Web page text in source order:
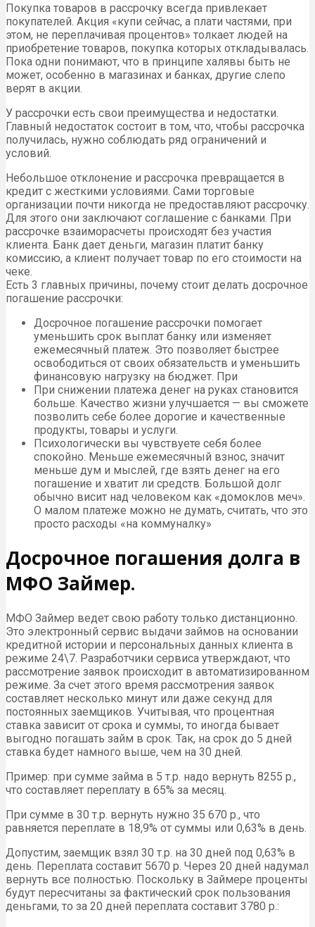
Покупка товаров в рассрочку всегда привлекает
покупателей. Акция «купи сейчас, а плати частями, при
этом, не переплачивая процентов» толкает людей на
приобретение товаров, покупка которых откладывалась.
Пока одни понимают, что в принципе халявы быть не
может, особенно в магазинах и банках, другие слепо
верят в акции.
У рассрочки есть свои преимущества и недостатки.
Главный недостаток состоит в том, что, чтобы рассрочка
получилась, нужно соблюдать ряд ограничений и
условий.
Небольшое отклонение и рассрочка превращается в
кредит с жесткими условиями. Сами торговые
организации почти никогда не предоставляют рассрочку.
Для этого они заключают соглашение с банками. При
рассрочке взаиморасчеты происходят без участия
клиента. Банк дает деньги, магазин платит банку
комиссию, а клиент получает товар по его стоимости на
чеке.
Есть 3 главных причины, почему стоит делать досрочное
погашение рассрочки:
Досрочное погашение рассрочки помогает
уменьшить срок выплат банку или изменяет
ежемесячный платеж. Это позволяет быстрее
освободиться от своих обязательств и уменьшить
финансовую нагрузку на бюджет. При
При снижении платежа денег на руках становится
больше. Качество жизни улучшается — вы сможете
позволить себе более дорогие и качественные
продукты, товары и услуги.
Психологически вы чувствуете себя более
спокойно. Меньше ежемесячный взнос, значит
меньше дум и мыслей, где взять денег на его
погашение и хватит ли средств. Большой долг
обычно висит над человеком как «домоклов меч».
О малом платеже можно не думать, считать, что это
просто расходы «на коммуналку»
Досрочное погашения долга в
МФО Займер.
МФО Займер ведет свою работу только дистанционно.
Это электронный сервис выдачи займов на основании
кредитной истории и персональных данных клиента в
режиме 24\7. Разработчики сервиса утверждают, что
рассмотрение заявок происходит в автоматизированном
режиме. За счет этого время рассмотрения заявок
составляет несколько минут или даже секунд для
постоянных заемщиков. Учитывая, что процентная
ставка зависит от срока и суммы, то иногда бывает
выгодно погашать займ в срок. Так, на срок до 5 дней
ставка будет намного выше, чем на 30 дней.
Пример: при сумме займа в 5 т.р. надо вернуть 8255 р.,
что составляет переплату в 65% за месяц.
При сумме в 30 т.р. вернуть нужно 35 670 р., что
равняется переплате в 18,9% от суммы или 0,63% в день.
Допустим, заемщик взял 30 т.р. на 30 дней под 0,63% в
день. Переплата составит 5670 р. Через 20 дней надумал
вернуть все полностью. Поскольку в Займере проценты
будут пересчитаны за фактический срок пользования
деньгами, то за 20 дней переплата составит 3780 р.: